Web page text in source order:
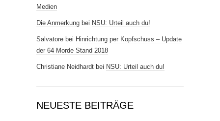
Medien
Die Anmerkung bei NSU: Urteil auch du!
Salvatore bei Hinrichtung per Kopfschuss – Update
der 64 Morde Stand 2018
Christiane Neidhardt bei NSU: Urteil auch du!
NEUESTE BEITRÄGE